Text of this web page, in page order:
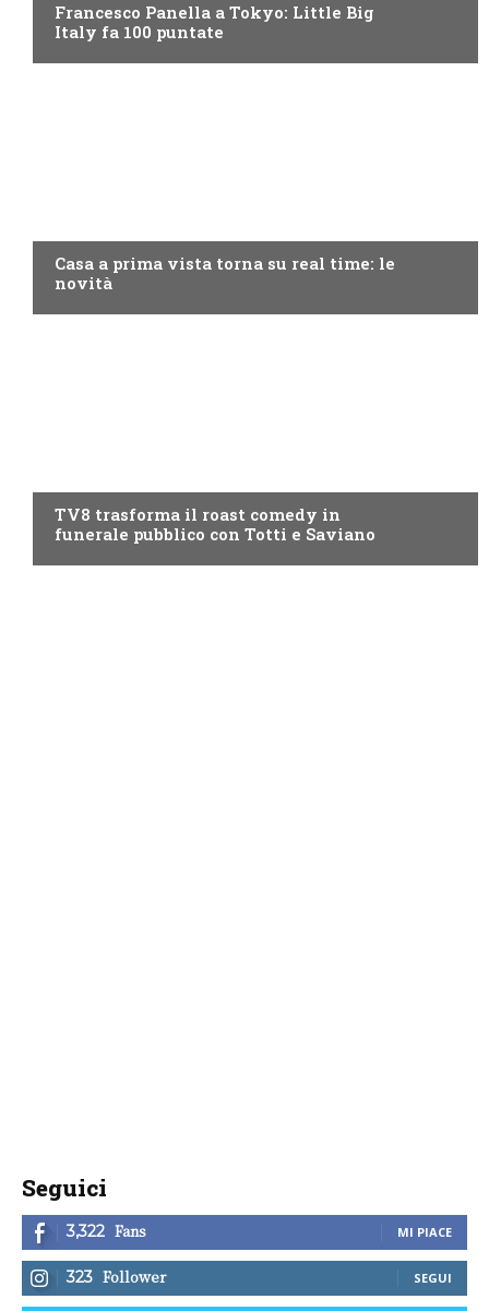
Francesco Panella a Tokyo: Little Big
Italy fa 100 puntate
Casa a prima vista torna su real time: le
novità
TV8 trasforma il roast comedy in
funerale pubblico con Totti e Saviano
Seguici
3,322 Fans MI PIACE
323 Follower SEGUI